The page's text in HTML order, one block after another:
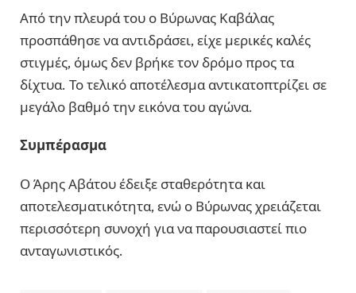
Από την πλευρά του ο Βύρωνας Καβάλας
προσπάθησε να αντιδράσει, είχε μερικές καλές
στιγμές, όμως δεν βρήκε τον δρόμο προς τα
δίχτυα. Το τελικό αποτέλεσμα αντικατοπτρίζει σε
μεγάλο βαθμό την εικόνα του αγώνα.
Συμπέρασμα
Ο Άρης Αβάτου έδειξε σταθερότητα και
αποτελεσματικότητα, ενώ ο Βύρωνας χρειάζεται
περισσότερη συνοχή για να παρουσιαστεί πιο
ανταγωνιστικός.